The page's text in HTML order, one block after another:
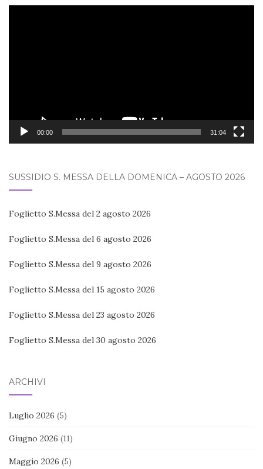
00:00 31:04
SUSSIDIO S. MESSA DELLA DOMENICA – AGOSTO 2026
Foglietto S.Messa del 2 agosto 2026
Foglietto S.Messa del 6 agosto 2026
Foglietto S.Messa del 9 agosto 2026
Foglietto S.Messa del 15 agosto 2026
Foglietto S.Messa del 23 agosto 2026
Foglietto S.Messa del 30 agosto 2026
ARCHIVI
Luglio 2026 (5)
Giugno 2026 (11)
Maggio 2026 (5)